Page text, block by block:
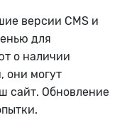
версии CMS и
для
о наличии
они могут
сайт. Обновление